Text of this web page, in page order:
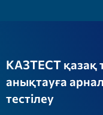
КАЗТЕСТ қазақ
анықтауға
тестілеу